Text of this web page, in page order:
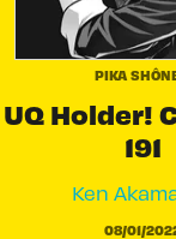
PIKA
UQ Holder!
191
Ken
08/01/